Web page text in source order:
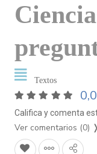
Textos
0,0
Califica y comenta
Ver comentarios (0) ❭